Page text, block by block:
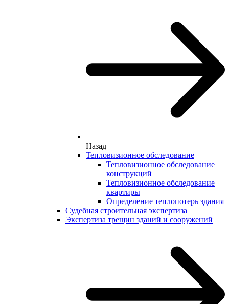
Назад
Тепловизионное обследование
Тепловизионное обследование
конструкций
Тепловизионное обследование
квартиры
Определение теплопотерь здания
Судебная строительная экспертиза
Экспертиза трещин зданий и сооружений